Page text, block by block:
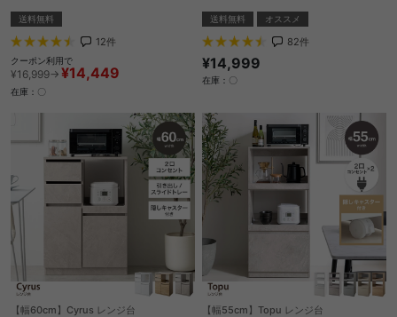
送料無料
12件
クーポン利用で
¥16,999→ ¥14,449
在庫：〇
送料無料 オススメ
82件
¥14,999
在庫：〇
【幅60cm】Cyrus レンジ台 【幅55cm】Topu レンジ台